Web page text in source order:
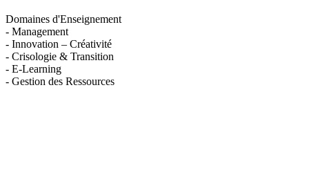
Domaines d'Enseignement
- Management
- Innovation – Créativité
- Crisologie & Transition
- E-Learning
- Gestion des Ressources